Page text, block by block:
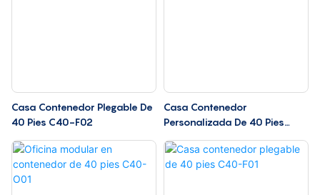
Casa Contenedor Plegable De
40 Pies C40-F02
Casa Contenedor
Personalizada De 40 Pies